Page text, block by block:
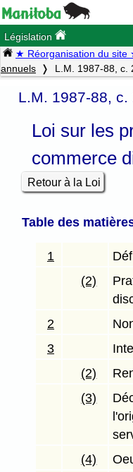
Législation
★ Réorganisation du site
annuels
L.M. 1987-88, c.
L.M. 1987-88, c.
Loi sur les
commerce
Retour à la Loi
Table des
1
(2)
2
3
(2)
(3)
(4)